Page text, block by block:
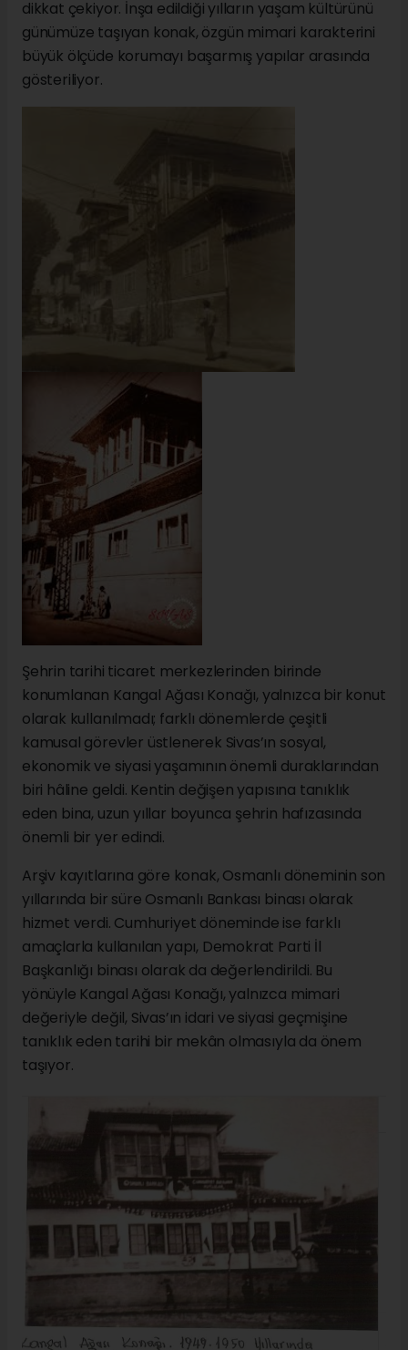
dikkat çekiyor. İnşa edildiği yılların yaşam kültürünü
günümüze taşıyan konak, özgün mimari karakterini
büyük ölçüde korumayı başarmış yapılar arasında
gösteriliyor.
Şehrin tarihi ticaret merkezlerinden birinde
konumlanan Kangal Ağası Konağı, yalnızca bir konut
olarak kullanılmadı; farklı dönemlerde çeşitli
kamusal görevler üstlenerek Sivas’ın sosyal,
ekonomik ve siyasi yaşamının önemli duraklarından
biri hâline geldi. Kentin değişen yapısına tanıklık
eden bina, uzun yıllar boyunca şehrin hafızasında
önemli bir yer edindi.
Arşiv kayıtlarına göre konak, Osmanlı döneminin son
yıllarında bir süre Osmanlı Bankası binası olarak
hizmet verdi. Cumhuriyet döneminde ise farklı
amaçlarla kullanılan yapı, Demokrat Parti İl
Başkanlığı binası olarak da değerlendirildi. Bu
yönüyle Kangal Ağası Konağı, yalnızca mimari
değeriyle değil, Sivas’ın idari ve siyasi geçmişine
tanıklık eden tarihi bir mekân olmasıyla da önem
taşıyor.